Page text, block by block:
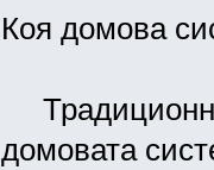
Коя домова
домовата